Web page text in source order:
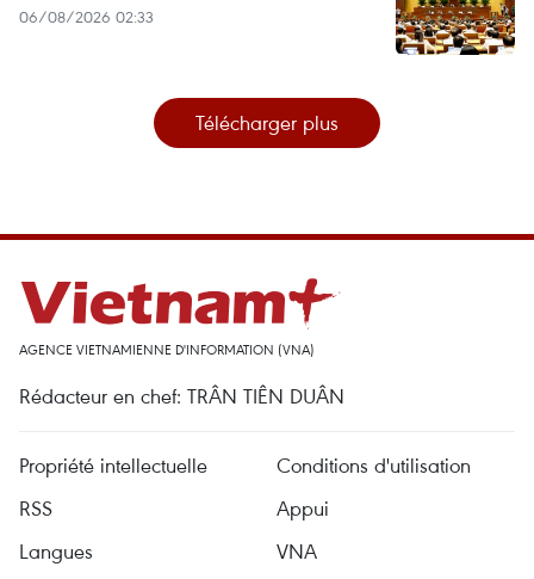
06/08/2026 02:33
Télécharger plus
AGENCE VIETNAMIENNE D'INFORMATION (VNA)
Rédacteur en chef: TRÂN TIÊN DUÂN
Propriété intellectuelle
Conditions d'utilisation
RSS
Appui
Langues
VNA